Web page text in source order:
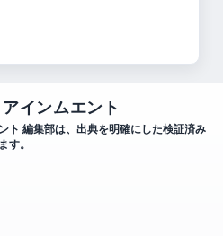
インムエント
ト 編集部は、出典を明確にした検証済み
す。